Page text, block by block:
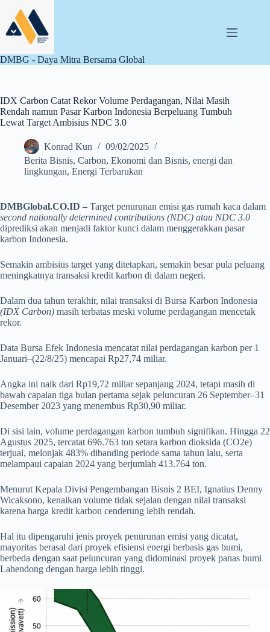
content
DMBG - Daya Mitra Bersama Global
IDX Carbon Catat Rekor Volume Perdagangan, Nilai Masih
Rendah namun Pasar Karbon Indonesia Berpeluang Tumbuh
Lewat Target Ambisius NDC 3.0
Konrad Kun
09/02/2025
Berita Bisnis, Carbon, Ekonomi dan Bisnis, energi dan
lingkungan, Energi Terbarukan
DMBGlobal.CO.ID – Target penurunan emisi gas rumah kaca dalam
second nationally determined contributions (NDC) atau NDC 3.0
diprediksi akan menjadi faktor kunci dalam menggerakkan pasar
karbon Indonesia.
Semakin ambisius target yang ditetapkan, semakin besar pula peluang
meningkatnya transaksi kredit karbon di dalam negeri.
Dalam dua tahun terakhir, nilai transaksi di Bursa Karbon Indonesia
(IDX Carbon) masih terbatas meski volume perdagangan mencetak
rekor.
Data Bursa Efek Indonesia mencatat nilai perdagangan karbon per 1
Januari–(22/8/25) mencapai Rp27,74 miliar.
Angka ini naik dari Rp19,72 miliar sepanjang 2024, tetapi masih di
bawah capaian tiga bulan pertama sejak peluncuran 26 September–31
Desember 2023 yang menembus Rp30,90 miliar.
Di sisi lain, volume perdagangan karbon tumbuh signifikan. Hingga 22
Agustus 2025, tercatat 696.763 ton setara karbon dioksida (CO2e)
terjual, melonjak 483% dibanding periode sama tahun lalu, serta
melampaui capaian 2024 yang berjumlah 413.764 ton.
Menurut Kepala Divisi Pengembangan Bisnis 2 BEI, Ignatius Denny
Wicaksono, kenaikan volume tidak sejalan dengan nilai transaksi
karena harga kredit karbon cenderung lebih rendah.
Hal itu dipengaruhi jenis proyek penurunan emisi yang dicatat,
mayoritas berasal dari proyek efisiensi energi berbasis gas bumi,
berbeda dengan saat peluncuran yang didominasi proyek panas bumi
Lahendong dengan harga lebih tinggi.